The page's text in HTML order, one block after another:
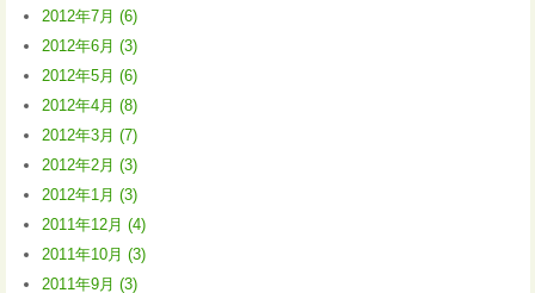
2012年7月 (6)
2012年6月 (3)
2012年5月 (6)
2012年4月 (8)
2012年3月 (7)
2012年2月 (3)
2012年1月 (3)
2011年12月 (4)
2011年10月 (3)
2011年9月 (3)